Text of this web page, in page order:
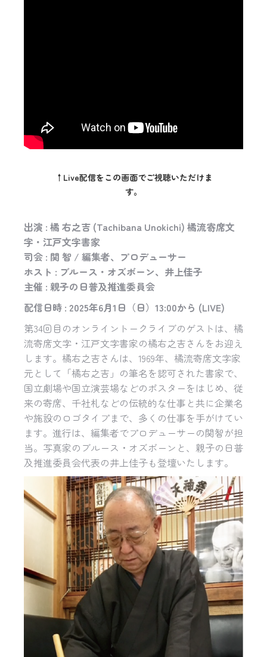
↑Live配信をこの画面でご視聴いただけま
す。
出演 : 橘 右之吉 (Tachibana Unokichi) 橘流寄席文
字・江戸文字書家
司会 : 関 智 / 編集者、プロデューサー
ホスト : ブルース・オズボーン、井上佳子
主催 : 親子の日普及推進委員会
配信日時 : 2025年6月1日（日）13:00から (LIVE)
第34回目のオンライントークライブのゲストは、橘
流寄席文字・江戸文字書家の橘右之吉さんをお迎え
します。橘右之吉さんは、1969年、橘流寄席文字家
元として「橘右之吉」の筆名を認可された書家で、
国立劇場や国立演芸場などのポスターをはじめ、従
来の寄席、千社札などの伝統的な仕事と共に企業名
や施設のロゴタイプまで、多くの仕事を手がけてい
ます。進行は、編集者でプロデューサーの関智が担
当。写真家のブルース・オズボーンと、親子の日普
及推進委員会代表の井上佳子も登壇いたします。